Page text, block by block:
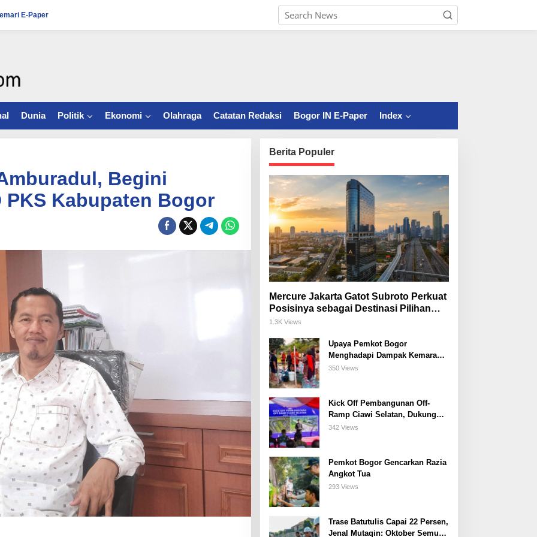
E-Paper
Dunia Politik Ekonomi Olahraga Catatan Redaksi Bogor IN E-Paper Index
Begini
PKS Kabupaten Bogor
Berita Populer
Mercure Jakarta Gatot Subroto Perkuat
Posisinya sebagai Destinasi Pilihan
untuk Bisnis, Staycation, Meeting, dan
1.3K Views
Upaya Pemkot Bogor
Menghadapi Dampak Kemarau
Panjang
350 Views
Kick Off Pembangunan Off-
Ramp Ciawi Selatan, Dukung
Konektivitas Antarwilayah di
342 Views
Pemkot Bogor Gencarkan Razia
Angkot Tua
293 Views
Trase Batutulis Capai 22 Persen,
Jenal Mutaqin: Oktober Semua